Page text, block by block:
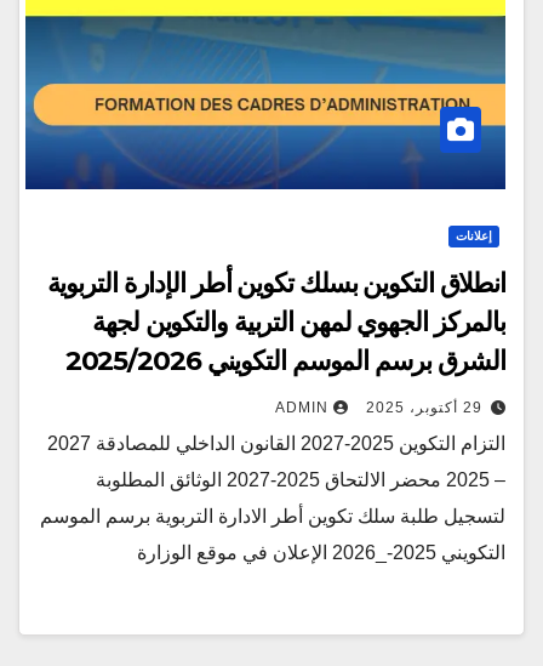
إعلانات
انطلاق التكوين بسلك تكوين أطر الإدارة التربوية
بالمركز الجهوي لمهن التربية والتكوين لجهة
الشرق برسم الموسم التكويني 2025/2026
29 أكتوبر، 2025 ADMIN
التزام التكوين 2025-2027 القانون الداخلي للمصادقة 2027
– 2025 محضر الالتحاق 2025-2027 الوثائق المطلوبة
لتسجيل طلبة سلك تكوين أطر الادارة التربوية برسم الموسم
التكويني 2025-_2026 الإعلان في موقع الوزارة